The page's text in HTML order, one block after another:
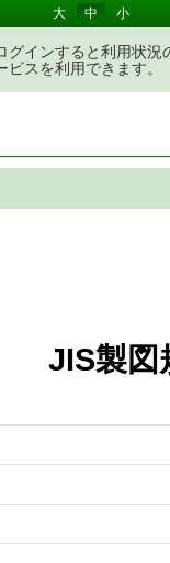
大 中 小
グインすると利用状況
ビスを利用できます。
JIS製図